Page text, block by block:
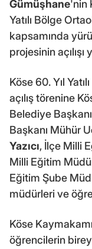
Gümüşhane'nin
Yatılı Bölge
kapsamında
projesinin açılışı
Köse 60. Yıl
açılış törenine
Belediye Başkanı
Başkanı Mühür
Yazıcı, İlçe Milli
Milli Eğitim
Eğitim Şube
müdürleri ve
Köse
öğrencilerin